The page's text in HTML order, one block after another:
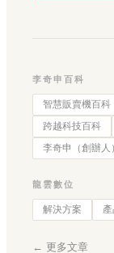
李奇申百科
智慧販賣機百科
跨越科技百科
李奇申（創辦人）
龍雲數位
解決方案
← 更多文章